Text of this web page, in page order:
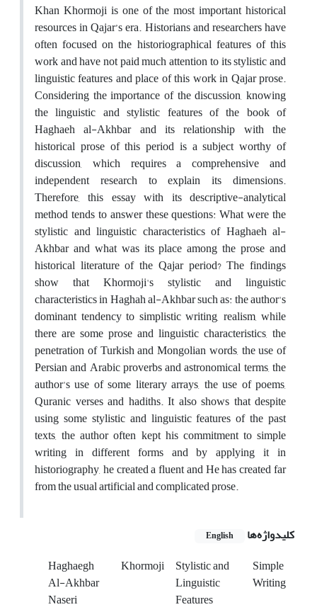
Khan Khormoji is one of the most important historical
resources in Qajar’s era. Historians and researchers have
often focused on the historiographical features of this
work and have not paid much attention to its stylistic and
linguistic features and place of this work in Qajar prose.
Considering the importance of the discussion, knowing
the linguistic and stylistic features of the book of
Haghaeh al-Akhbar and its relationship with the
historical prose of this period is a subject worthy of
discussion, which requires a comprehensive and
independent research to explain its dimensions.
Therefore, this essay with its descriptive-analytical
method tends to answer these questions: What were the
stylistic and linguistic characteristics of Haghaeh al-
Akhbar and what was its place among the prose and
historical literature of the Qajar period? The findings
show that Khormoji's stylistic and linguistic
characteristics in Haghah al-Akhbar such as: the author's
dominant tendency to simplistic writing, realism, while
there are some prose and linguistic characteristics, the
penetration of Turkish and Mongolian words, the use of
Persian and Arabic proverbs and astronomical terms, the
author's use of some literary arrays, the use of poems,
Quranic verses and hadiths. It also shows that despite
using some stylistic and linguistic features of the past
texts, the author often kept his commitment to simple
writing in different forms and by applying it in
historiography, he created a fluent and He has created far
from the usual artificial and complicated prose.
کلیدواژه‌ها English
Haghaegh
Al-Akhbar
Naseri
Khormoji Stylistic and
Linguistic
Features
Simple
Writing